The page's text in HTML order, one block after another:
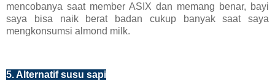
mencobanya saat member ASIX dan memang benar, bayi
saya bisa naik berat badan cukup banyak saat saya
mengkonsumsi almond milk.
5. Alternatif susu sapi